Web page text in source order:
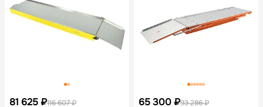
81 625 ₽116 607 ₽ 65 300 ₽93 286 ₽